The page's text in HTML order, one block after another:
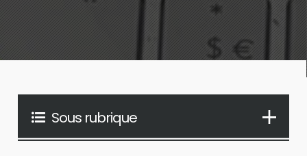
Sous rubrique